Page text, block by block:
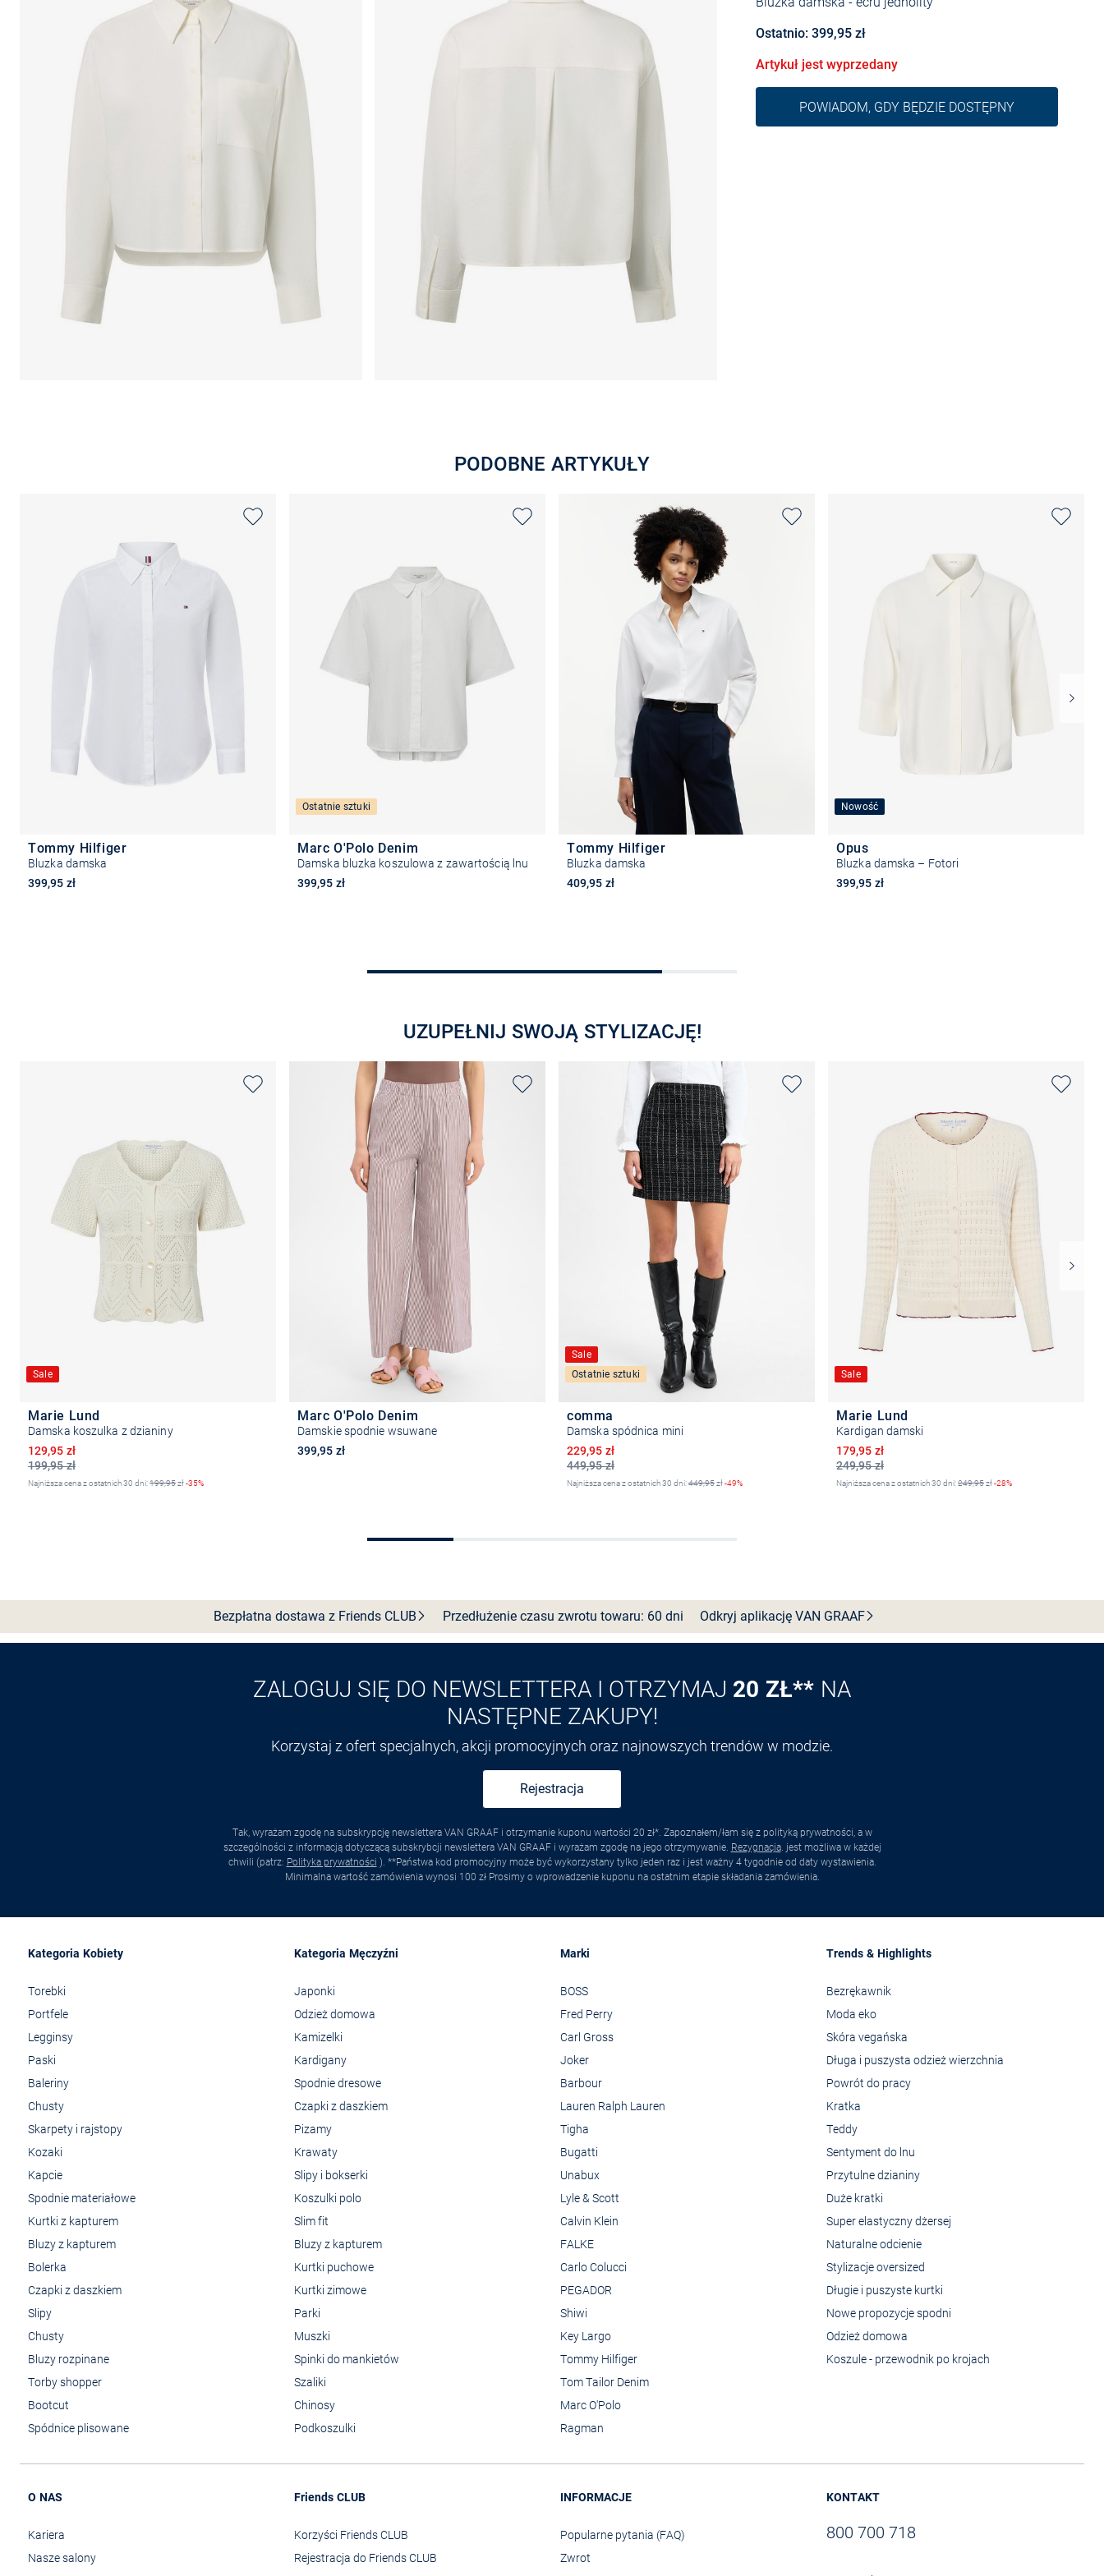
Ostatnio: 399,95 zł
Artykuł jest wyprzedany
POWIADOM, GDY BĘDZIE DOSTĘPNY
PODOBNE ARTYKUŁY
Tommy Hilfiger
Bluzka damska
399,95 zł
Ostatnie sztuki
Marc O'Polo Denim
Damska bluzka koszulowa z zawartością lnu
399,95 zł
Wybierz rozmiar
Tommy Hilfiger
Bluzka damska
409,95 zł
Wybierz rozmiar
Nowość
Opus
Bluzka damska – Fotori
399,95 zł
UZUPEŁNIJ SWOJĄ STYLIZACJĘ!
Sale
Marie Lund
Damska koszulka z dzianiny
199,95 zł
Obniżona cena
129,95 zł
Najniższa cena z ostatnich 30 dni:199,95zł-35%
Marc O'Polo Denim
Damskie spodnie wsuwane
399,95 zł
Wybierz rozmiar
Sale
Ostatnie sztuki
comma
Damska spódnica mini
449,95 zł
Obniżona cena
229,95 zł
Najniższa cena z ostatnich 30 dni:449,95zł-49%
Sale
Marie Lund
Kardigan damski
249,95 zł
Obniżona cena
179,95 zł
Najniższa cena z ostatnich 30 dni:249,95zł-28%
Bezpłatna dostawa z FriendsCLUB Przedłużenie czasu zwrotu towaru: 60 dni Odkryj aplikację VAN GRAAF
ZALOGUJ SIĘ DO NEWSLETTERA I OTRZYMAJ 20 ZŁ** NA
NASTĘPNE ZAKUPY!
Korzystaj z ofert specjalnych, akcji promocyjnych oraz najnowszych trendów w modzie.
Rejestracja
Tak, wyrażam zgodę na subskrypcję newslettera VAN GRAAF i otrzymanie kuponu wartości 20 zł*. Zapoznałem/łam się z polityką prywatności, a w
szczególności z informacją dotyczącą subskrybcji newslettera VAN GRAAF i wyrażam zgodę na jego otrzymywanie. Rezygnacja. jest możliwa w każdej
chwili (patrz: Polityka prywatności ). **Państwa kod promocyjny może być wykorzystany tylko jeden raz i jest ważny 4 tygodnie od daty wystawienia.
Minimalna wartość zamówienia wynosi 100 zł Prosimy o wprowadzenie kuponu na ostatnim etapie składania zamówienia.
Kategoria Kobiety
Torebki
Portfele
Legginsy
Paski
Baleriny
Chusty
Skarpety i rajstopy
Kozaki
Kapcie
Spodnie materiałowe
Kurtki z kapturem
Bluzy z kapturem
Bolerka
Czapki z daszkiem
Slipy
Chusty
Bluzy rozpinane
Torby shopper
Bootcut
Spódnice plisowane
Kategoria Męczyźni
Japonki
Odzież domowa
Kamizelki
Kardigany
Spodnie dresowe
Czapki z daszkiem
Pizamy
Krawaty
Slipy i bokserki
Koszulki polo
Slim fit
Bluzy z kapturem
Kurtki puchowe
Kurtki zimowe
Parki
Muszki
Spinki do mankietów
Szaliki
Chinosy
Podkoszulki
Marki
BOSS
Fred Perry
Carl Gross
Joker
Barbour
Lauren Ralph Lauren
Tigha
Bugatti
Unabux
Lyle & Scott
Calvin Klein
FALKE
Carlo Colucci
PEGADOR
Shiwi
Key Largo
Tommy Hilfiger
Tom Tailor Denim
Marc O'Polo
Ragman
Trends & Highlights
Bezrękawnik
Moda eko
Skóra vegańska
Długa i puszysta odzież wierzchnia
Powrót do pracy
Kratka
Teddy
Sentyment do lnu
Przytulne dzianiny
Duże kratki
Super elastyczny dżersej
Naturalne odcienie
Stylizacje oversized
Długie i puszyste kurtki
Nowe propozycje spodni
Odzież domowa
Koszule - przewodnik po krojach
O NAS
Kariera
Nasze salony
Friends CLUB
Korzyści Friends CLUB
Rejestracja do Friends CLUB
INFORMACJE
Popularne pytania (FAQ)
Zwrot
KONTAKT
800 700 718